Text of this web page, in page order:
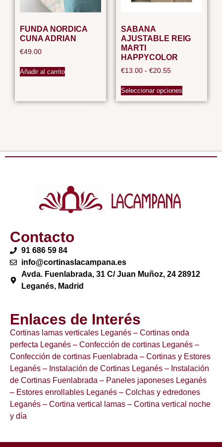
FUNDA NORDICA
CUNA ADRIAN
€49.00
Añadir al carrito
SABANA
AJUSTABLE REIG
MARTI
HAPPYCOLOR
€13.00 - €20.55
Seleccionar opciones
Contacto
91 686 59 84
info@cortinaslacampana.es
Avda. Fuenlabrada, 31 C/ Juan Muñoz, 24 28912
Leganés, Madrid
Enlaces de Interés
Cortinas lamas verticales Leganés – Cortinas onda
perfecta Leganés – Confección de cortinas Leganés –
Confección de cortinas Fuenlabrada – Cortinas y Estores
Leganés – Instalación de Cortinas Leganés – Instalación
de Cortinas Fuenlabrada – Paneles japoneses Leganés
– Estores enrollables Leganés – Colchas y edredones
Leganés – Cortina vertical lamas – Cortina vertical noche
y día